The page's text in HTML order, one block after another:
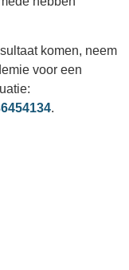
komen, neem
voor een
.